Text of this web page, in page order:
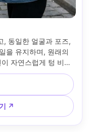
, 동일한 얼굴과 포즈,
을 유지하며, 원래의
자연스럽게 텅 비어
세요 --ar 4:5
↗